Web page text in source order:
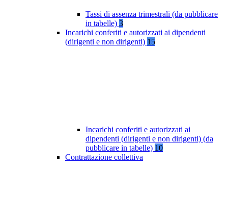
Tassi di assenza trimestrali (da pubblicare
in tabelle) 3
Incarichi conferiti e autorizzati ai dipendenti
(dirigenti e non dirigenti) 15
Incarichi conferiti e autorizzati ai
dipendenti (dirigenti e non dirigenti) (da
pubblicare in tabelle) 10
Contrattazione collettiva